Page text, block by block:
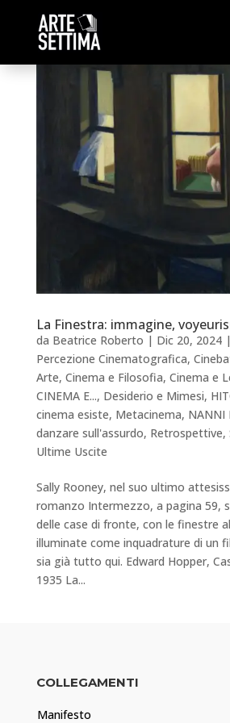
La Finestra: immagine,
da Beatrice Roberto | Dic 20, 2024|
Percezione Cinematografica,
Arte, Cinema e Filosofia, Cinema e
CINEMA E..., Desiderio e Mimesi,
cinema esiste, Metacinema, NANNI
danzare sull'assurdo, Retrospettive,
Ultime Uscite
Sally Rooney, nel suo ultimo
romanzo Intermezzo, a pagina 59,
delle case di fronte, con le finestre
illuminate come inquadrature di un
sia già tutto qui. Edward Hopper,
1935 La...
COLLEGAMENTI
Manifesto